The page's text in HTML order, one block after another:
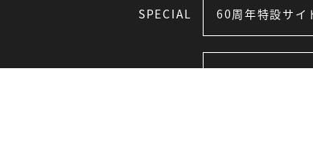
SPECIAL 60周年特設サイ
藤久運輸倉庫